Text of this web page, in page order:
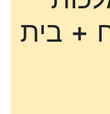
+ בית